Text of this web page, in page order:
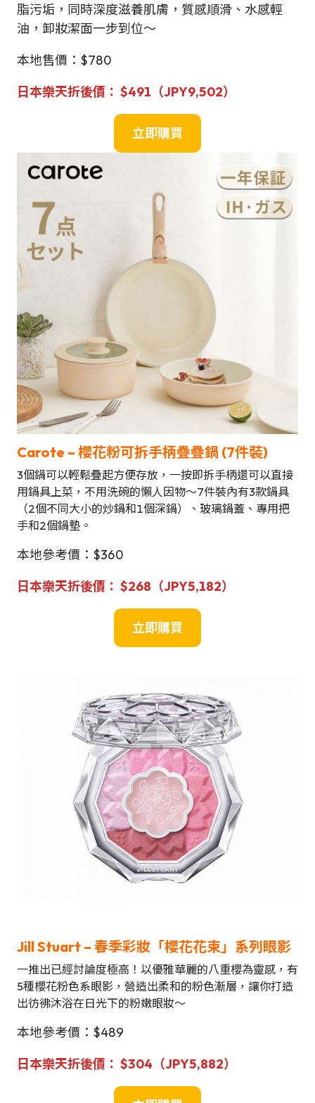
脂污垢，同時深度滋養肌膚，質感順滑、水感輕
油，卸妝潔面一步到位～
本地售價：$780
日本樂天折後價： $491（JPY9,502）
立即購買
Carote – 櫻花粉可拆手柄疊疊鍋 (7件裝)
3個鍋可以輕鬆疊起方便存放，一按即拆手柄還可以直接
用鍋具上菜，不用洗碗的懶人因物～7件裝內有3款鍋具
（2個不同大小的炒鍋和1個深鍋）、玻璃鍋蓋、專用把
手和2個鍋墊。
本地參考價：$360
日本樂天折後價： $268（JPY5,182）
立即購買
Jill Stuart – 春季彩妝「櫻花花束」系列眼影
一推出已經討論度極高！以優雅華麗的八重櫻為靈感，有
5種櫻花粉色系眼影，營造出柔和的粉色漸層，讓你打造
出彷彿沐浴在日光下的粉嫩眼妝～
本地參考價：$489
日本樂天折後價： $304（JPY5,882）